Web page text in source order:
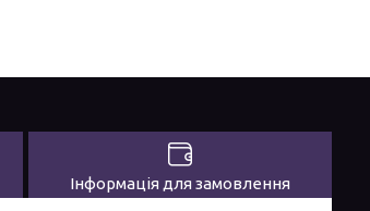
Інформація для замовлення